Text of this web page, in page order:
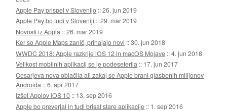
Apple Pay prispel v Slovenijo ::26. jun 2019
Apple Pay bo tudi v Sloveniji ::29. mar 2019
Novosti iz Appla ::26. mar 2019
Ker so Apple Maps zanič, prihajajo novi ::30. jun 2018
WWDC 2018: Apple razkrije iOS 12 in macOS Mojave ::4. jun 2018
Velikost mobilnih aplikacij se je podeseterila :: 17. jun 2017
Cesarjeva nova oblačila ali zakaj se Apple brani glasbenih milijonov
Androida ::6. apr 2017
Izšel Applov iOS 10 :: 13. sep 2016
Apple bo preverjal in tudi brisal stare aplikacije :: 1. sep 2016